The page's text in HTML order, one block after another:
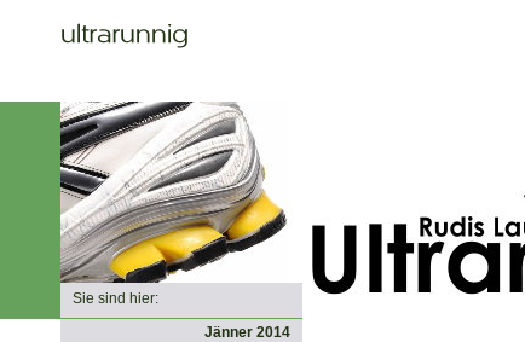
Sie sind hier:
Jänner 2014